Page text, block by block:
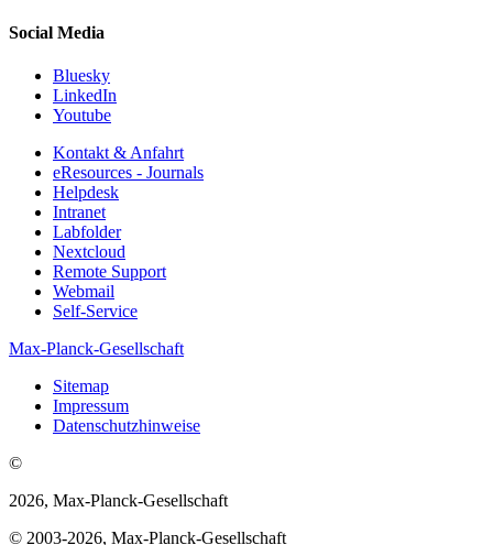
Social Media
Bluesky
LinkedIn
Youtube
Kontakt & Anfahrt
eResources - Journals
Helpdesk
Intranet
Labfolder
Nextcloud
Remote Support
Webmail
Self-Service
Max-Planck-Gesellschaft
Sitemap
Impressum
Datenschutzhinweise
©
2026, Max-Planck-Gesellschaft
© 2003-2026, Max-Planck-Gesellschaft